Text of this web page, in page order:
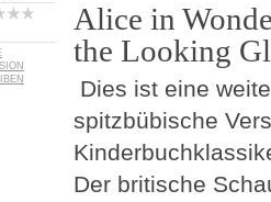
Alice in
the Looking
Dies ist eine
spitzbübische
Der britische